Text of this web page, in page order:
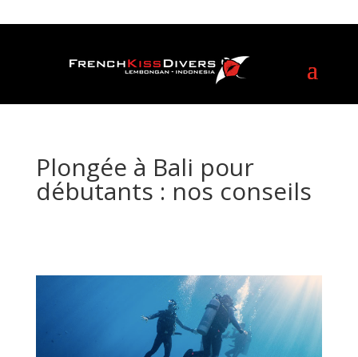
Plongée à Bali pour
débutants : nos conseils